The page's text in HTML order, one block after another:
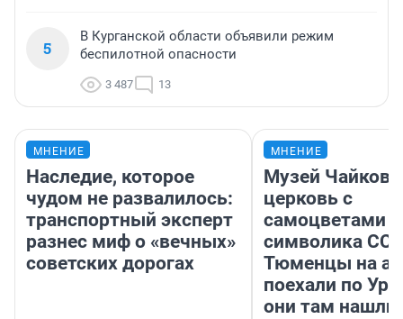
5
В Курганской области объявили режим
беспилотной опасности
3 487 13
МНЕНИЕ
Наследие, которое
чудом не развалилось:
транспортный эксперт
разнес миф о «вечных»
советских дорогах
МНЕНИЕ
Музей
церковь с
самоцветами
символика
Тюменцы на
поехали по
они там нашли